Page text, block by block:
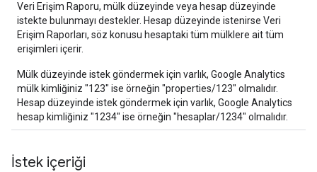
Veri Erişim Raporu, mülk düzeyinde veya hesap düzeyinde
istekte bulunmayı destekler. Hesap düzeyinde istenirse Veri
Erişim Raporları, söz konusu hesaptaki tüm mülklere ait tüm
erişimleri içerir.
Mülk düzeyinde istek göndermek için varlık, Google Analytics
mülk kimliğiniz "123" ise örneğin "properties/123" olmalıdır.
Hesap düzeyinde istek göndermek için varlık, Google Analytics
hesap kimliğiniz "1234" ise örneğin "hesaplar/1234" olmalıdır.
İstek içeriği